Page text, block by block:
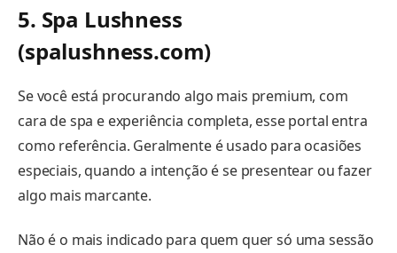
5. Spa Lushness
(spalushness.com)
Se você está procurando algo mais premium, com
cara de spa e experiência completa, esse portal entra
como referência. Geralmente é usado para ocasiões
especiais, quando a intenção é se presentear ou fazer
algo mais marcante.
Não é o mais indicado para quem quer só uma sessão